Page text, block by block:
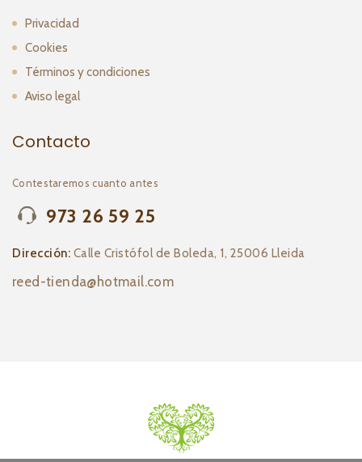
Privacidad
Cookies
Términos y condiciones
Aviso legal
Contacto
Contestaremos cuanto antes
973 26 59 25
Dirección: Calle Cristófol de Boleda, 1, 25006 Lleida
reed-tienda@hotmail.com